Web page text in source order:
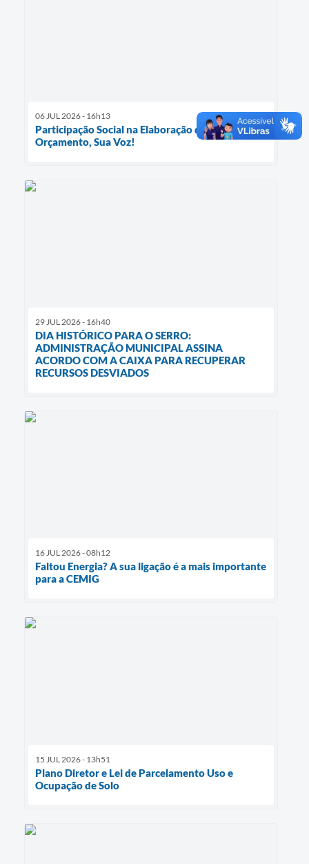
06 JUL 2026 - 16h13
Participação Social na Elaboração da LOA – Seu
Orçamento, Sua Voz!
29 JUL 2026 - 16h40
DIA HISTÓRICO PARA O SERRO:
ADMINISTRAÇÃO MUNICIPAL ASSINA
ACORDO COM A CAIXA PARA RECUPERAR
RECURSOS DESVIADOS
16 JUL 2026 - 08h12
Faltou Energia? A sua ligação é a mais importante
para a CEMIG
15 JUL 2026 - 13h51
Plano Diretor e Lei de Parcelamento Uso e
Ocupação de Solo